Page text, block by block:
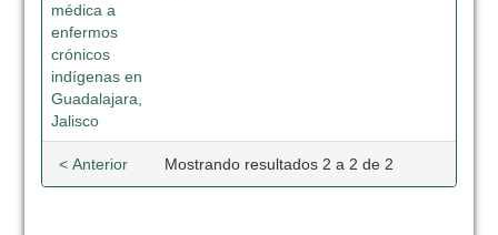
médica a
enfermos
crónicos
indígenas en
Guadalajara,
Jalisco
Mostrando resultados 2 a 2 de 2
< Anterior